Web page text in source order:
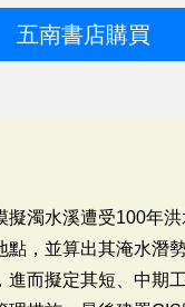
五南書店購買
擬濁水溪遭受100年洪
點，並算出其淹水潛
進而擬定其短、中期